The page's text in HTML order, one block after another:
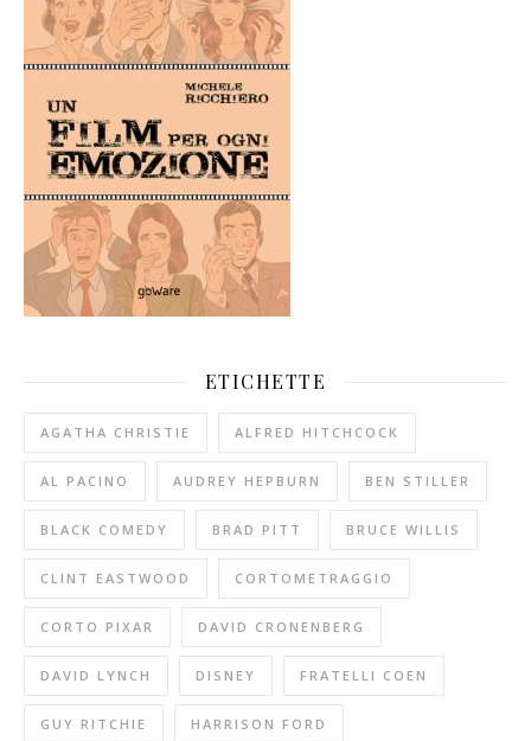
ETICHETTE
AGATHA CHRISTIE ALFRED HITCHCOCK
AL PACINO AUDREY HEPBURN BEN STILLER
BLACK COMEDY BRAD PITT BRUCE WILLIS
CLINT EASTWOOD CORTOMETRAGGIO
CORTO PIXAR DAVID CRONENBERG
DAVID LYNCH DISNEY FRATELLI COEN
GUY RITCHIE HARRISON FORD